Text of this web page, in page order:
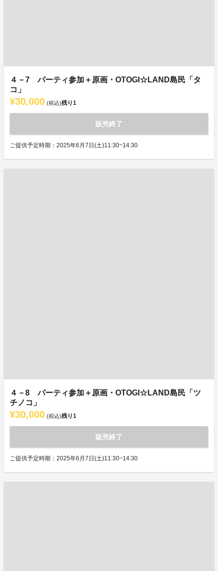
４－7 パーティ参加＋原画・OTOGI☆LAND島民「タ
コ」
¥30,000 (税込)残り1
販売終了
ご提供予定時期：2025年6月7日(土)11:30~14:30
４－8 パーティ参加＋原画・OTOGI☆LAND島民「ツ
チノコ」
¥30,000 (税込)残り1
販売終了
ご提供予定時期：2025年6月7日(土)11:30~14:30